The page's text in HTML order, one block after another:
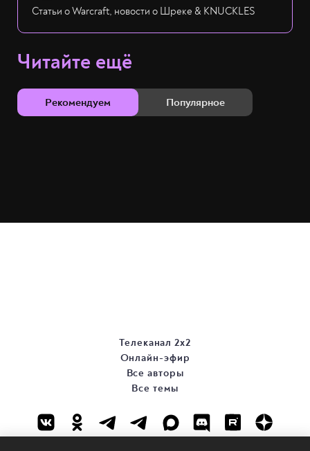
Статьи о Warcraft, новости о Шреке & KNUCKLES
Читайте ещё
Рекомендуем Популярное
Телеканал 2х2
Онлайн-эфир
Все авторы
Все темы